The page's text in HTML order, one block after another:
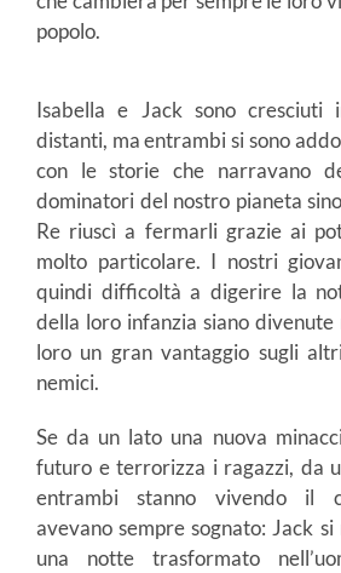
popolo.
Isabella e Jack sono cresciuti
distanti, ma entrambi si sono
con le storie che narravano
dominatori del nostro pianeta
Re riuscì a fermarli grazie ai
molto particolare. I nostri
quindi difficoltà a digerire la
della loro infanzia siano
loro un gran vantaggio sugli
nemici.
Se da un lato una nuova
futuro e terrorizza i ragazzi, da
entrambi stanno vivendo il
avevano sempre sognato: Jack
una notte trasformato